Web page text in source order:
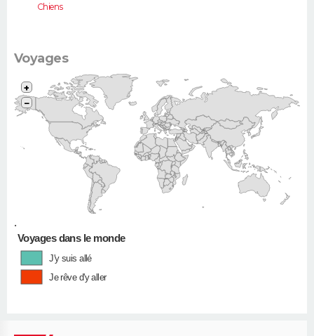
Chiens
Voyages
•
+
−
Voyages dans le monde
J'y suis allé
Je rêve d'y aller